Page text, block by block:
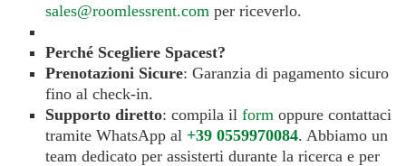
sales@roomlessrent.com per riceverlo.
Perché Scegliere Spacest?
Prenotazioni Sicure: Garanzia di pagamento sicuro
fino al check-in.
Supporto diretto: compila il form oppure contattaci
tramite WhatsApp al +39 0559970084. Abbiamo un
team dedicato per assisterti durante la ricerca e per